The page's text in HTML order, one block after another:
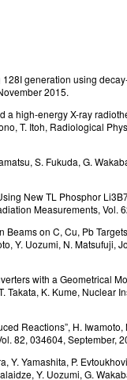
generation using
2015.
high-energy X-ray
T. Itoh, Radiological
S. Fukuda, G.
New TL Phosphor
Measurements, Vol.
on C, Cu, Pb
Y. Uozumi, N. Matsufuji,
with a Geometrical
Takata, K. Kume, Nuclear
Reactions”, H. Iwamoto,
82, 034604, September,
Yamashita, P.
Y. Uozumi, G.